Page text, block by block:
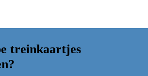
treinkaartjes